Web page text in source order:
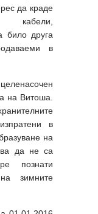
да краде
кабели,
било друга
в
на Витоша.
в
на
да не са
познати
зимните